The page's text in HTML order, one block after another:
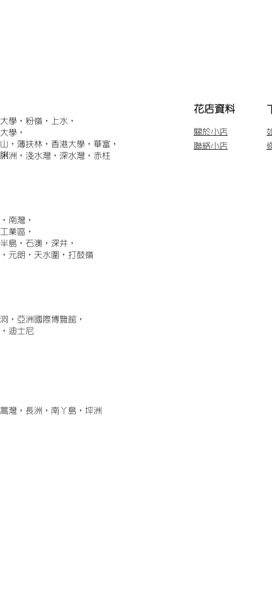
學，粉嶺，上水，
學，
，薄扶林，香港大學，華富，
洲，淺水灣，深水灣，赤柱
南灣，
業區，
島，石澳，深井，
元朗，天水圍，打鼓嶺
，亞洲國際博覽館，
迪士尼
灣，長洲，南丫島，坪洲
​花店資料
關於小店
聯絡小店